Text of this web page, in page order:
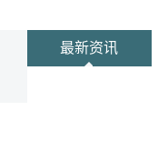
最新资讯